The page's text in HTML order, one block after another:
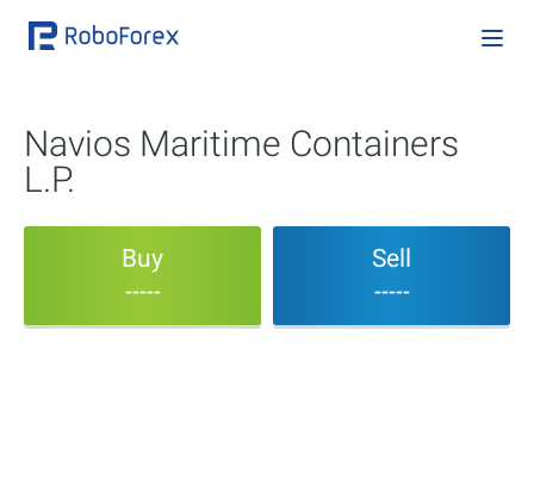
Navios Maritime Containers
L.P.
Buy
-----
Sell
-----